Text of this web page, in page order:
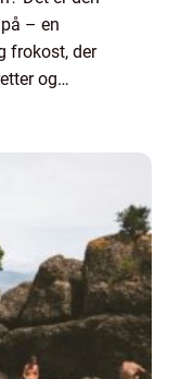
– en
frokost, der
og